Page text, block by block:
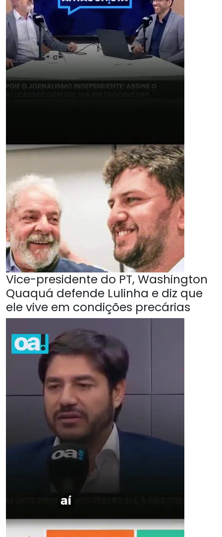
Vice-presidente do PT, Washington
Quaquá defende Lulinha e diz que
ele vive em condições precárias